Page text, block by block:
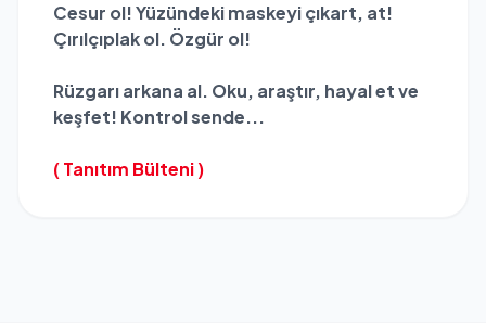
Cesur ol! Yüzündeki maskeyi çıkart, at!
Çırılçıplak ol. Özgür ol!
Rüzgarı arkana al. Oku, araştır, hayal et ve
keşfet! Kontrol sende...
( Tanıtım Bülteni )